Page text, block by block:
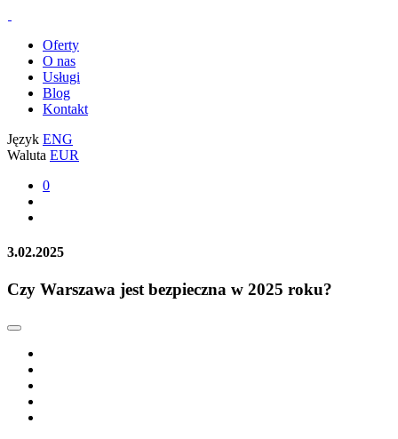
Oferty
O nas
Usługi
Blog
Kontakt
Język ENG
Waluta EUR
0
3.02.2025
Czy Warszawa jest bezpieczna w 2025 roku?